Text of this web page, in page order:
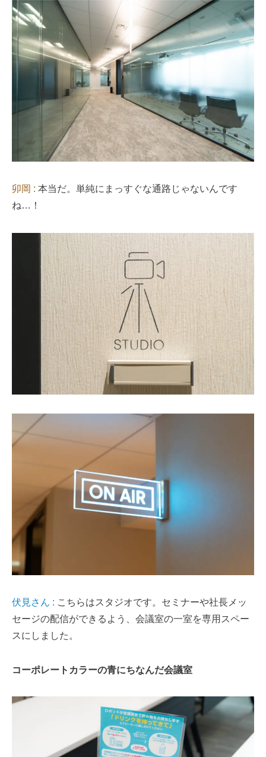
卯岡 : 本当だ。単純にまっすぐな通路じゃないんです
ね…！
伏見さん : こちらはスタジオです。セミナーや社長メッ
セージの配信ができるよう、会議室の一室を専用スペー
スにしました。
コーポレートカラーの青にちなんだ会議室